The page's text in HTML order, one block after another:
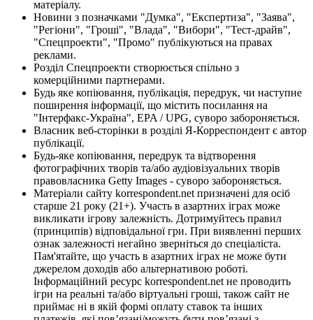
матеріалу.
Новини з позначками "Думка", "Експертиза", "Заява",
"Регіони", "Гроші", "Влада", "Вибори", "Тест-драйв",
"Спецпроекти", "Промо" публікуються на правах
реклами.
Розділ Спецпроекти створюється спільно з
комерційними партнерами.
Будь яке копіювання, публікація, передрук, чи наступне
поширення інформації, що містить посилання на
"Інтерфакс-Україна", EPA / UPG, суворо забороняється.
Власник веб-сторінки в розділі Я-Корреспондент є автор
публікації.
Будь-яке копіювання, передрук та відтворення
фотографічних творів та/або аудіовізуальних творів
правовласника Getty Images - суворо забороняється.
Матеріали сайту korrespondent.net призначені для осіб
старше 21 року (21+). Участь в азартних іграх може
викликати ігрову залежність. Дотримуйтесь правил
(принципів) відповідальної гри. При виявленні перших
ознак залежності негайно зверніться до спеціаліста.
Пам'ятайте, що участь в азартних іграх не може бути
джерелом доходів або альтернативою роботі.
Інформаційний ресурс korrespondent.net не проводить
ігри на реальні та/або віртуальні гроші, також сайт не
приймає ні в якій формі оплату ставок та інших